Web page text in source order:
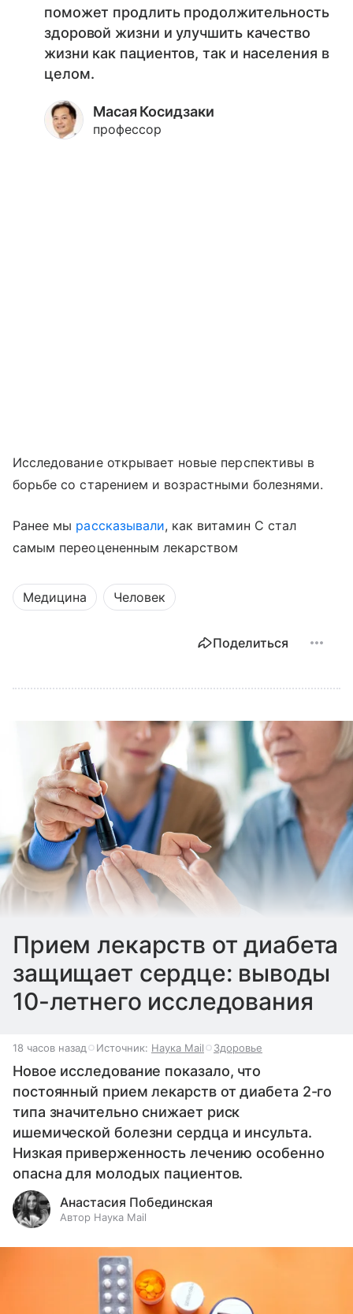
поможет продлить продолжительность
здоровой жизни и улучшить качество
жизни как пациентов, так и населения в
целом.
Масая Косидзаки
профессор
Исследование открывает новые перспективы в
борьбе со старением и возрастными болезнями.
Ранее мы рассказывали, как витамин C стал
самым переоцененным лекарством
Медицина Человек
Поделиться
Прием лекарств от диабета
защищает сердце: выводы
10-летнего исследования
18 часов назад Источник: Наука Mail Здоровье
Новое исследование показало, что
постоянный прием лекарств от диабета 2-го
типа значительно снижает риск
ишемической болезни сердца и инсульта.
Низкая приверженность лечению особенно
опасна для молодых пациентов.
Анастасия Побединская
Автор Наука Mail